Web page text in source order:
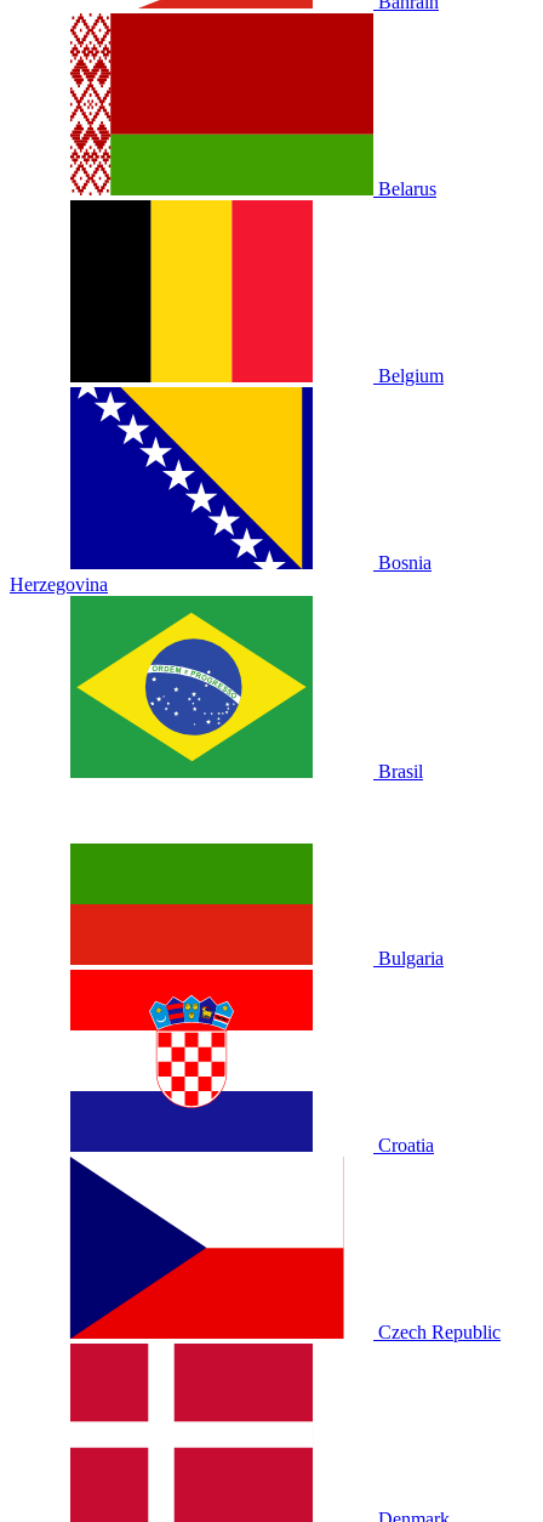
Belarus
Belgium
Bosnia
Herzegovina
Brasil
Bulgaria
Croatia
Czech Republic